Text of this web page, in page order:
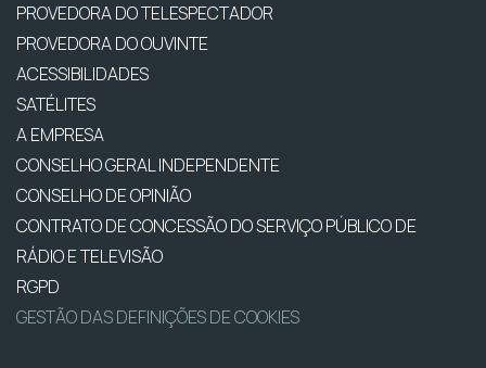
PROVEDORA DO TELESPECTADOR
PROVEDORA DO OUVINTE
ACESSIBILIDADES
SATÉLITES
A EMPRESA
CONSELHO GERAL INDEPENDENTE
CONSELHO DE OPINIÃO
CONTRATO DE CONCESSÃO DO SERVIÇO PÚBLICO DE
RÁDIO E TELEVISÃO
RGPD
GESTÃO DAS DEFINIÇÕES DE COOKIES